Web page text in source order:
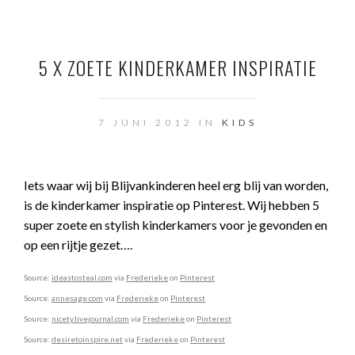
5 X ZOETE KINDERKAMER INSPIRATIE
7 JUNI 2012 IN KIDS
Iets waar wij bij Blijvankinderen heel erg blij van worden,
is de kinderkamer inspiratie op Pinterest. Wij hebben 5
super zoete en stylish kinderkamers voor je gevonden en
op een rijtje gezet….
Source: ideastosteal.com via Frederiekeon Pinterest
Source: annesage.com via Frederiekeon Pinterest
Source: nicety.livejournal.com via Frederiekeon Pinterest
Source: desiretoinspire.netvia Frederiekeon Pinterest